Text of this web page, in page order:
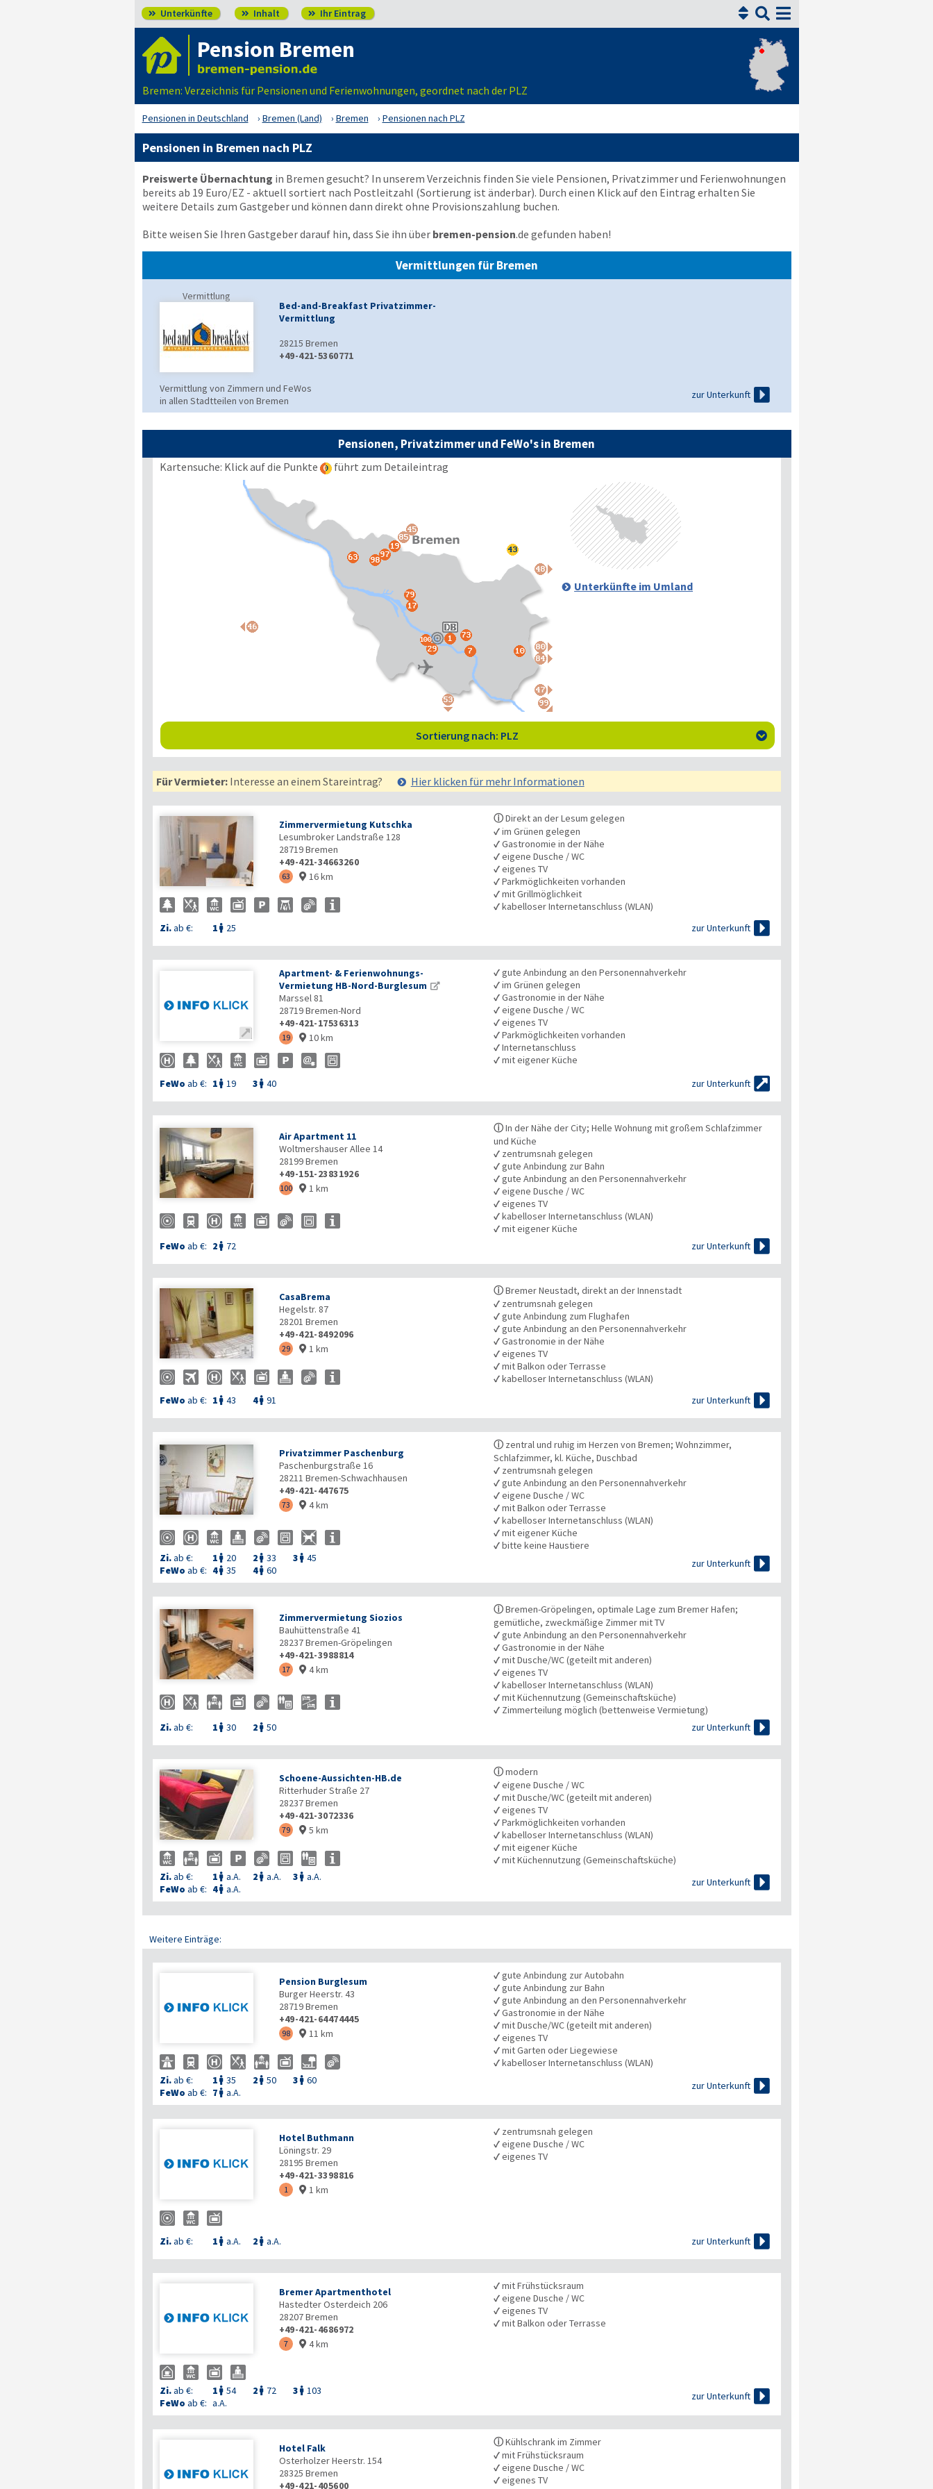
 Unterkünfte  Inhalt  Ihr Eintrag 

Pension Bremen
Bremen: Verzeichnis für Pensionen und Ferienwohnungen, geordnet nach der PLZ
Pensionen in Deutschland Bremen (Land) Bremen Pensionen nach PLZ
Pensionen in Bremen nach PLZ
Preiswerte Übernachtung in Bremen gesucht? In unserem Verzeichnis finden Sie viele Pensionen, Privatzimmer und Ferienwohnungen
bereits ab 19 Euro/EZ - aktuell sortiert nach Postleitzahl (Sortierung ist änderbar). Durch einen Klick auf den Eintrag erhalten Sie
weitere Details zum Gastgeber und können dann direkt ohne Provisionszahlung buchen.
Bitte weisen Sie Ihren Gastgeber darauf hin, dass Sie ihn über bremen-pension.de gefunden haben!
Vermittlungen für Bremen
Vermittlung
Bed-and-Breakfast Privatzimmer-
Vermittlung
28215 Bremen
+49-421-5360771
Vermittlung von Zimmern und FeWos
in allen Stadtteilen von Bremen
zur Unterkunft 
Pensionen, Privatzimmer und FeWo's in Bremen
Kartensuche: Klick auf die Punkte führt zum Detaileintrag
Unterkünfte im Umland
Sortierung nach: PLZ 
Für Vermieter:Interesse an einem Stareintrag? Hier klicken für mehr Informationen

Zimmervermietung Kutschka
Lesumbroker Landstraße 128
28719Bremen
+49-421-34663260
63  16 km
Zi.ab €: 1  25
ⓘDirekt an der Lesum gelegen
✓im Grünen gelegen
✓Gastronomie in der Nähe
✓eigene Dusche / WC
✓eigenes TV
✓Parkmöglichkeiten vorhanden
✓mit Grillmöglichkeit
✓kabelloser Internetanschluss (WLAN)
zur Unterkunft 

Apartment- & Ferienwohnungs-
Vermietung HB-Nord-Burglesum
Marssel 81
28719Bremen-Nord
+49-421-17536313
19  10 km
FeWo ab €: 1  19 3  40
✓gute Anbindung an den Personennahverkehr
✓im Grünen gelegen
✓Gastronomie in der Nähe
✓eigene Dusche / WC
✓eigenes TV
✓Parkmöglichkeiten vorhanden
✓Internetanschluss
✓mit eigener Küche
zur Unterkunft 
Air Apartment 11
Woltmershauser Allee 14
28199Bremen
+49-151-23831926
100  1 km
FeWo ab €: 2  72
ⓘIn der Nähe der City; Helle Wohnung mit großem Schlafzimmer
und Küche
✓ zentrumsnah gelegen
✓gute Anbindung zur Bahn
✓gute Anbindung an den Personennahverkehr
✓eigene Dusche / WC
✓eigenes TV
✓kabelloser Internetanschluss (WLAN)
✓mit eigener Küche
zur Unterkunft 

CasaBrema
Hegelstr. 87
28201 Bremen
+49-421-8492096
29  1 km
FeWo ab €: 1  43 4 91
ⓘBremer Neustadt, direkt an der Innenstadt
✓ zentrumsnah gelegen
✓gute Anbindung zum Flughafen
✓gute Anbindung an den Personennahverkehr
✓Gastronomie in der Nähe
✓eigenes TV
✓mit Balkon oder Terrasse
✓kabelloser Internetanschluss (WLAN)
zur Unterkunft 
Privatzimmer Paschenburg
Paschenburgstraße 16
28211 Bremen-Schwachhausen
+49-421-447675
73  4 km
Zi.ab €: 1  20 2  33 3  45
FeWo ab €: 4 35 4 60
ⓘ zentral und ruhig im Herzen von Bremen; Wohnzimmer,
Schlafzimmer, kl. Küche, Duschbad
✓ zentrumsnah gelegen
✓gute Anbindung an den Personennahverkehr
✓eigene Dusche / WC
✓mit Balkon oder Terrasse
✓kabelloser Internetanschluss (WLAN)
✓mit eigener Küche
✓bitte keine Haustiere
zur Unterkunft

Zimmervermietung Siozios
Bauhüttenstraße 41
28237Bremen-Gröpelingen
+49-421-3988814
17  4 km
Zi.ab €: 1  30 2  50
ⓘBremen-Gröpelingen, optimale Lage zum Bremer Hafen;
gemütliche, zweckmäßige Zimmer mit TV
✓gute Anbindung an den Personennahverkehr
✓Gastronomie in der Nähe
✓mit Dusche/WC (geteilt mit anderen)
✓eigenes TV
✓kabelloser Internetanschluss (WLAN)
✓mit Küchennutzung (Gemeinschaftsküche)
✓ Zimmerteilung möglich (bettenweise Vermietung)
zur Unterkunft 
Schoene-Aussichten-HB.de
Ritterhuder Straße 27
28237Bremen
+49-421-3072336
79  5 km
Zi.ab €: 1  a.A. 2  a.A. 3  a.A.
FeWo ab €: 4 a.A.
ⓘmodern
✓eigene Dusche / WC
✓mit Dusche/WC (geteilt mit anderen)
✓eigenes TV
✓Parkmöglichkeiten vorhanden
✓kabelloser Internetanschluss (WLAN)
✓mit eigener Küche
✓mit Küchennutzung (Gemeinschaftsküche)
zur Unterkunft

Weitere Einträge:
Pension Burglesum
Burger Heerstr. 43
28719Bremen
+49-421-64474445
98  11 km
Zi.ab €: 1  35 2  50 3  60
FeWo ab €: 7  a.A.
✓gute Anbindung zur Autobahn
✓gute Anbindung zur Bahn
✓gute Anbindung an den Personennahverkehr
✓Gastronomie in der Nähe
✓mit Dusche/WC (geteilt mit anderen)
✓eigenes TV
✓mit Garten oder Liegewiese
✓kabelloser Internetanschluss (WLAN)
zur Unterkunft

Hotel Buthmann
Löningstr. 29
28195 Bremen
+49-421-3398816
1  1 km
Zi.ab €: 1  a.A. 2  a.A.
✓ zentrumsnah gelegen
✓eigene Dusche / WC
✓eigenes TV
zur Unterkunft 
Bremer Apartmenthotel
Hastedter Osterdeich 206
28207Bremen
+49-421-4686972
7  4 km
Zi.ab €: 1  54 2  72 3  103
FeWo ab €: a.A.
✓mit Frühstücksraum
✓eigene Dusche / WC
✓eigenes TV
✓mit Balkon oder Terrasse
zur Unterkunft 
Hotel Falk
Osterholzer Heerstr. 154
28325 Bremen
+49-421-405600
ⓘKühlschrank im Zimmer
✓mit Frühstücksraum
✓eigene Dusche / WC
✓eigenes TV